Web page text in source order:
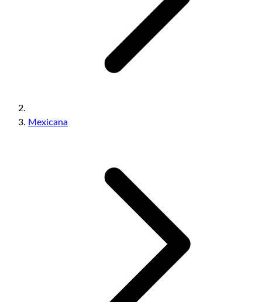
Mexicana